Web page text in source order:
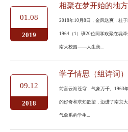
01.08
2019
2018年10月8日，金风送爽，桂
1964（1）班20位同学欢聚在魂
南大校园——人生美...
09.12
2018
前言云海苍穹，气象万千。1963
的好奇和求知欲望，迈进了南京
气象系的学生...